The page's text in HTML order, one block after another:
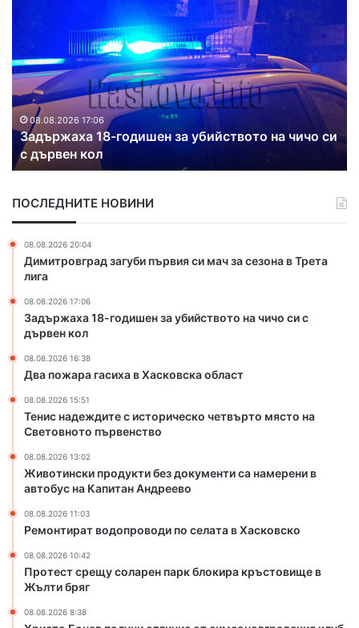
си
о
ж
а
р
а
г
а
и
х
а
Х
с
к
о
в
с
а
о
б
л
а
с
т
08.08.2026 16:38
Два пожара гасиха в Хасковска област
ПОСЛЕДНИТЕ НОВИНИ
08.08.2026 20:04
Димитровград загуби първия си мач за сезона в Трета
лига
08.08.2026 17:06
Задържаха 18-годишен за убийството на чичо си с
дървен кол
08.08.2026 16:38
Два пожара гасиха в Хасковска област
08.08.2026 15:51
Тенис надеждите с историческо четвърто място на
Световното първенство
08.08.2026 13:02
Животински продукти без документи са намерени в
автобус на Капитан Андреево
08.08.2026 11:03
Ремонтират водопроводи по селата в Хасковско
08.08.2026 10:42
Протест срещу соларен парк блокира кръстовище в
Жълти бряг
08.08.2026 8:38